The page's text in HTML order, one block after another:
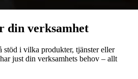
din verksamhet
stöd i vilka produkter, tjänster eller
just din verksamhets behov – allt